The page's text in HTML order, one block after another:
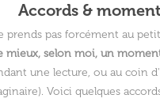
Accords &
prends pas forcément au
mieux, selon moi, un
une lecture, ou au coin
Voici quelques